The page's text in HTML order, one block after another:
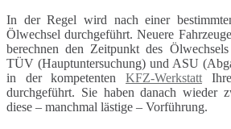
In der Regel wird nach einer
Ölwechsel durchgeführt. Neuere
berechnen den Zeitpunkt des
TÜV (Hauptuntersuchung) und ASU
in der kompetenten KFZ-Werkstatt
durchgeführt. Sie haben danach wieder
diese – manchmal lästige – Vorführung.